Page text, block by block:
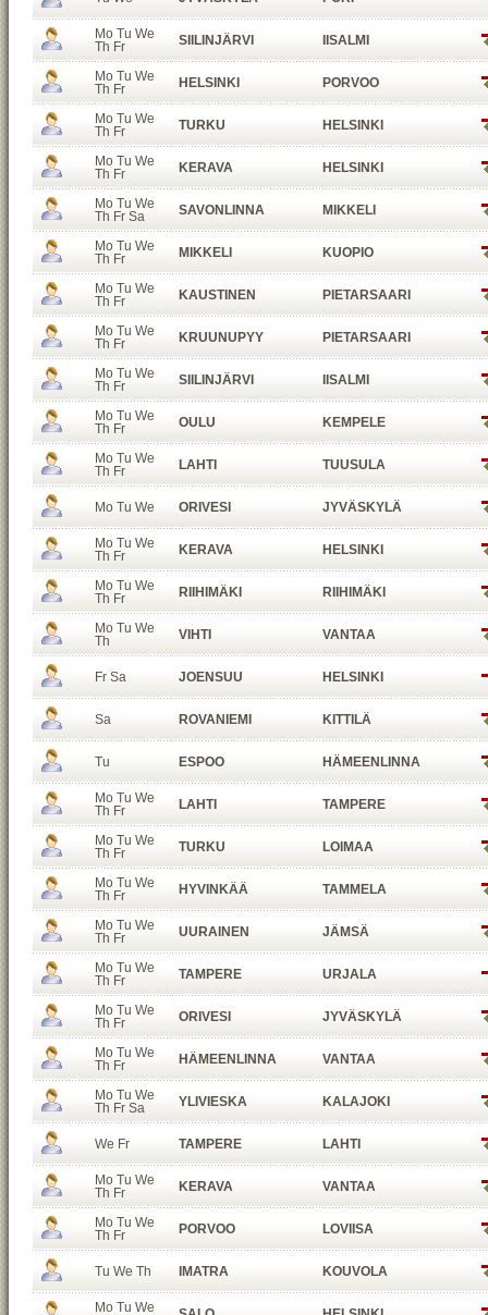
Mo Tu We
Th Fr
SIILINJÄRVI IISALMI
Mo Tu We
Th Fr
HELSINKI PORVOO
Mo Tu We
Th Fr
TURKU HELSINKI
Mo Tu We
Th Fr
KERAVA HELSINKI
Mo Tu We
Th Fr Sa
SAVONLINNA MIKKELI
Mo Tu We
Th Fr
MIKKELI KUOPIO
Mo Tu We
Th Fr
KAUSTINEN PIETARSAARI
Mo Tu We
Th Fr
KRUUNUPYY PIETARSAARI
Mo Tu We
Th Fr
SIILINJÄRVI IISALMI
Mo Tu We
Th Fr
OULU KEMPELE
Mo Tu We
Th Fr
LAHTI TUUSULA
Mo Tu We ORIVESI JYVÄSKYLÄ
Mo Tu We
Th Fr
KERAVA HELSINKI
Mo Tu We
Th Fr
RIIHIMÄKI RIIHIMÄKI
Mo Tu We
Th
VIHTI VANTAA
Fr Sa JOENSUU HELSINKI
Sa ROVANIEMI KITTILÄ
Tu ESPOO HÄMEENLINNA
Mo Tu We
Th Fr
LAHTI TAMPERE
Mo Tu We
Th Fr
TURKU LOIMAA
Mo Tu We
Th Fr
HYVINKÄÄ TAMMELA
Mo Tu We
Th Fr
UURAINEN JÄMSÄ
Mo Tu We
Th Fr
TAMPERE URJALA
Mo Tu We
Th Fr
ORIVESI JYVÄSKYLÄ
Mo Tu We
Th Fr
HÄMEENLINNA VANTAA
Mo Tu We
Th Fr Sa
YLIVIESKA KALAJOKI
We Fr TAMPERE LAHTI
Mo Tu We
Th Fr
KERAVA VANTAA
Mo Tu We
Th Fr
PORVOO LOVIISA
Tu We Th IMATRA KOUVOLA
Mo Tu We